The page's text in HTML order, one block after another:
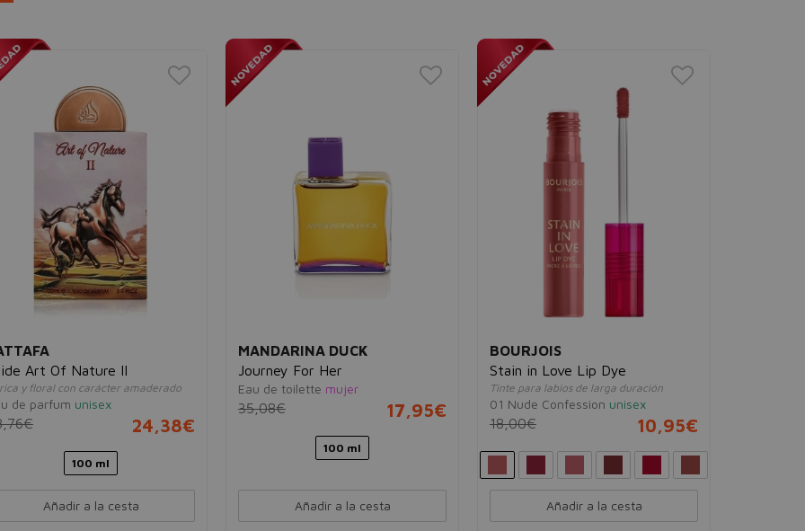
Art Of Nature II
y floral con carácter amaderado
de parfum unisex
24,38€
100 ml
Añadir a la cesta
MANDARINA DUCK
Journey For Her
Eau de toilette mujer
35,08€ 17,95€
100 ml
Añadir a la cesta
BOURJOIS
Stain in Love Lip Dye
Tinte para labios de larga duración
01 Nude Confession unisex
18,00€ 10,95€
Añadir a la cesta